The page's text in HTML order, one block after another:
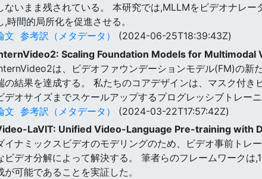
ないまま残されている。 本研究では,MLLMをビデオナレ
,時間的局所化を促進させる。
文 参考訳（メタデータ）
(2024-06-25T18:39:43Z)
Scaling Foundation Models for Multimodal
は、ビデオファウンデーションモデル(FM)の新
の結果を達成する。 私たちのコアデザインは、マスク付
デオサイズまでスケールアップするプログレッシブトレー
文 参考訳（メタデータ）
(2024-03-22T17:57:42Z)
LaVIT: Unified Video-Language Pre-training with
イナミックスビデオのモデリングのため、ビデオ事前トレ
ビデオ分解によって解決する。 筆者らのフレームワーク
が可能であることを実証した。